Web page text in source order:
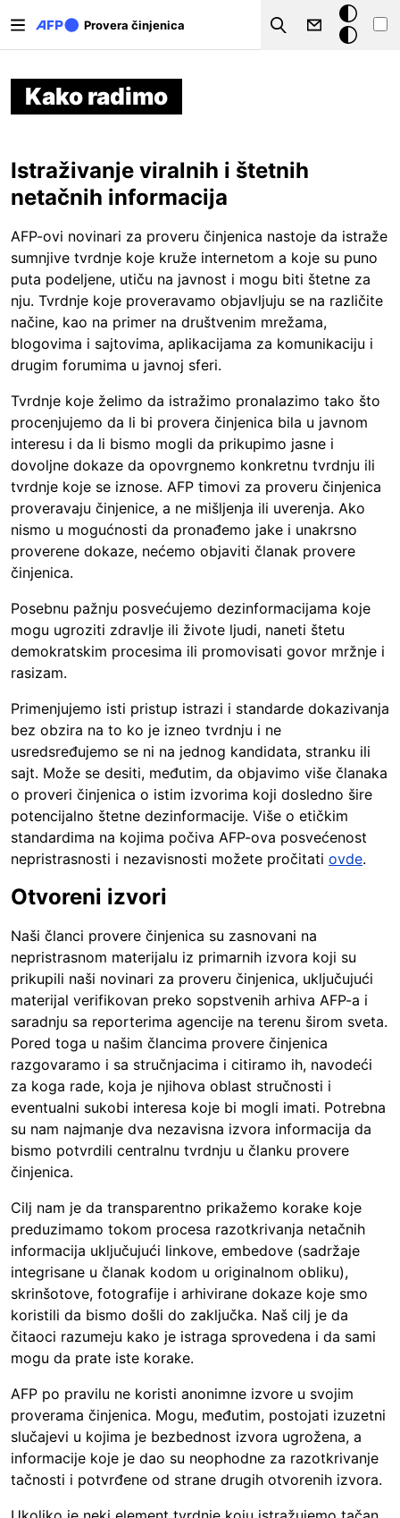
Provera činjenica
Search
Tamna
pozadina
Kako radimo
Istraživanje viralnih i štetnih
netačnih informacija
AFP-ovi novinari za proveru činjenica nastoje da istraže
sumnjive tvrdnje koje kruže internetom a koje su puno
puta podeljene, utiču na javnost i mogu biti štetne za
nju. Tvrdnje koje proveravamo objavljuju se na različite
načine, kao na primer na društvenim mrežama,
blogovima i sajtovima, aplikacijama za komunikaciju i
drugim forumima u javnoj sferi.
Tvrdnje koje želimo da istražimo pronalazimo tako što
procenjujemo da li bi provera činjenica bila u javnom
interesu i da li bismo mogli da prikupimo jasne i
dovoljne dokaze da opovrgnemo konkretnu tvrdnju ili
tvrdnje koje se iznose. AFP timovi za proveru činjenica
proveravaju činjenice, a ne mišljenja ili uverenja. Ako
nismo u mogućnosti da pronađemo jake i unakrsno
proverene dokaze, nećemo objaviti članak provere
činjenica.
Posebnu pažnju posvećujemo dezinformacijama koje
mogu ugroziti zdravlje ili živote ljudi, naneti štetu
demokratskim procesima ili promovisati govor mržnje i
rasizam.
Primenjujemo isti pristup istrazi i standarde dokazivanja
bez obzira na to ko je izneo tvrdnju i ne
usredsređujemo se ni na jednog kandidata, stranku ili
sajt. Može se desiti, međutim, da objavimo više članaka
o proveri činjenica o istim izvorima koji dosledno šire
potencijalno štetne dezinformacije. Više o etičkim
standardima na kojima počiva AFP-ova posvećenost
nepristrasnosti i nezavisnosti možete pročitati ovde.
Otvoreni izvori
Naši članci provere činjenica su zasnovani na
nepristrasnom materijalu iz primarnih izvora koji su
prikupili naši novinari za proveru činjenica, uključujući
materijal verifikovan preko sopstvenih arhiva AFP-a i
saradnju sa reporterima agencije na terenu širom sveta.
Pored toga u našim člancima provere činjenica
razgovaramo i sa stručnjacima i citiramo ih, navodeći
za koga rade, koja je njihova oblast stručnosti i
eventualni sukobi interesa koje bi mogli imati. Potrebna
su nam najmanje dva nezavisna izvora informacija da
bismo potvrdili centralnu tvrdnju u članku provere
činjenica.
Cilj nam je da transparentno prikažemo korake koje
preduzimamo tokom procesa razotkrivanja netačnih
informacija uključujući linkove, embedove (sadržaje
integrisane u članak kodom u originalnom obliku),
skrinšotove, fotografije i arhivirane dokaze koje smo
koristili da bismo došli do zaključka. Naš cilj je da
čitaoci razumeju kako je istraga sprovedena i da sami
mogu da prate iste korake.
AFP po pravilu ne koristi anonimne izvore u svojim
proverama činjenica. Mogu, međutim, postojati izuzetni
slučajevi u kojima je bezbednost izvora ugrožena, a
informacije koje je dao su neophodne za razotkrivanje
tačnosti i potvrđene od strane drugih otvorenih izvora.